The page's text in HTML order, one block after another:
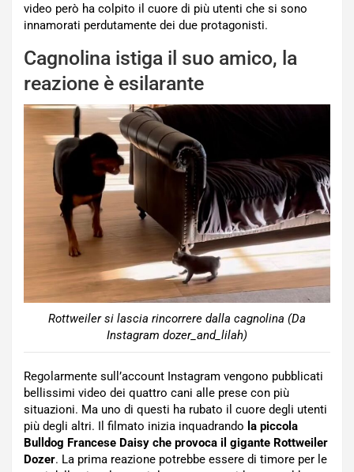
video però ha colpito il cuore di più utenti che si sono
innamorati perdutamente dei due protagonisti.
Cagnolina istiga il suo amico, la
reazione è esilarante
Rottweiler si lascia rincorrere dalla cagnolina (Da
Instagram dozer_and_lilah)
Regolarmente sull’account Instagram vengono pubblicati
bellissimi video dei quattro cani alle prese con più
situazioni. Ma uno di questi ha rubato il cuore degli utenti
più degli altri. Il filmato inizia inquadrando la piccola
Bulldog Francese Daisy che provoca il gigante Rottweiler
Dozer. La prima reazione potrebbe essere di timore per le